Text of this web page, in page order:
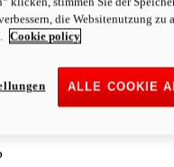
i
entdecken
die Websitenutzung zu
Cookie policy
ALLE COOKIE